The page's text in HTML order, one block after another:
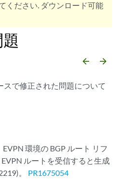
ください. ダウンロード可能
arrow_backward arrow_forward
スで修正された問題について
環境の BGP ルート リフ
ルートを受信すると生成
。 PR1675054